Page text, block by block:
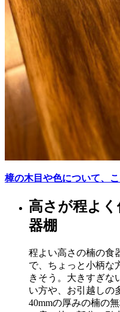
樟の木目や色について、
高さが程よ
器棚
程よい高さの楠の食
で、ちょっと小柄な
きそう。大きすぎな
い方や、お引越しの
40mmの厚みの楠の